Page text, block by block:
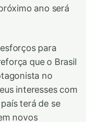
ano será
para
que o Brasil
no
interesses com
terá de se
novos